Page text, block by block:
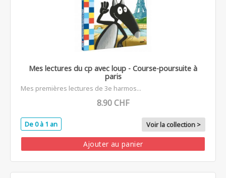
Mes lectures du cp avec loup - Course-poursuite à
paris
Mes premières lectures de 3e harmos...
8.90 CHF
De 0 à 1 an Voir la collection >
Ajouter au panier